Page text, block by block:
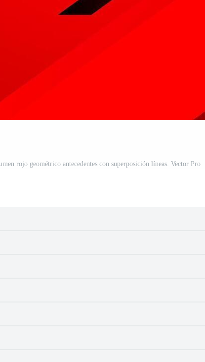
rojo geométrico antecedentes con superposición líneas. Vector Pro